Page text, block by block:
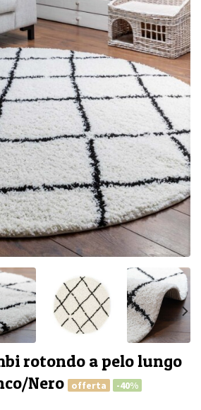
rotondo a pelo lungo
Nero
offerta -40%